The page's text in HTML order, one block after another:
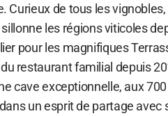
Curieux de tous les
les régions viticoles
pour les magnifiques
restaurant familial depuis
cave exceptionnelle, aux
un esprit de partage avec